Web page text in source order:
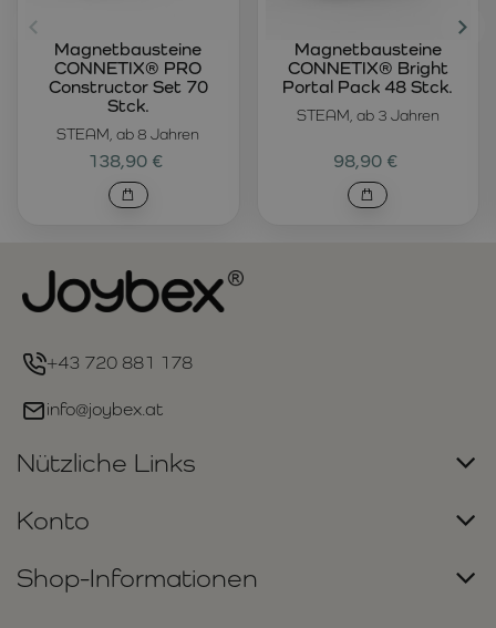
STEAM, ab 8 Jahren
Magnetbausteine
CONNETIX® PRO
Constructor Set 70
Stck.
138,90 €
STEAM, ab 3 Jahren
Magnetbausteine
CONNETIX® Bright
Portal Pack 48 Stck.
98,90 €
+43 720 881 178
info@joybex.at
Nützliche Links
Konto
Shop-Informationen